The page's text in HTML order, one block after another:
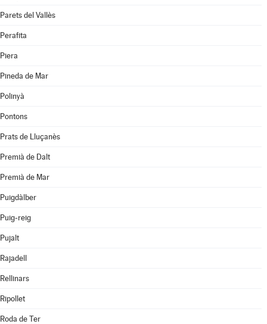
Parets del Vallès
Perafita
Piera
Pineda de Mar
Polinyà
Pontons
Prats de Lluçanès
Premià de Dalt
Premià de Mar
Puigdàlber
Puig-reig
Pujalt
Rajadell
Rellinars
Ripollet
Roda de Ter